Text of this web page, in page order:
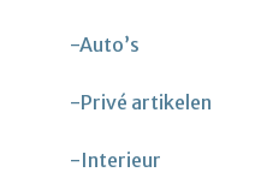
-Auto’s
-Privé artikelen
-Interieur